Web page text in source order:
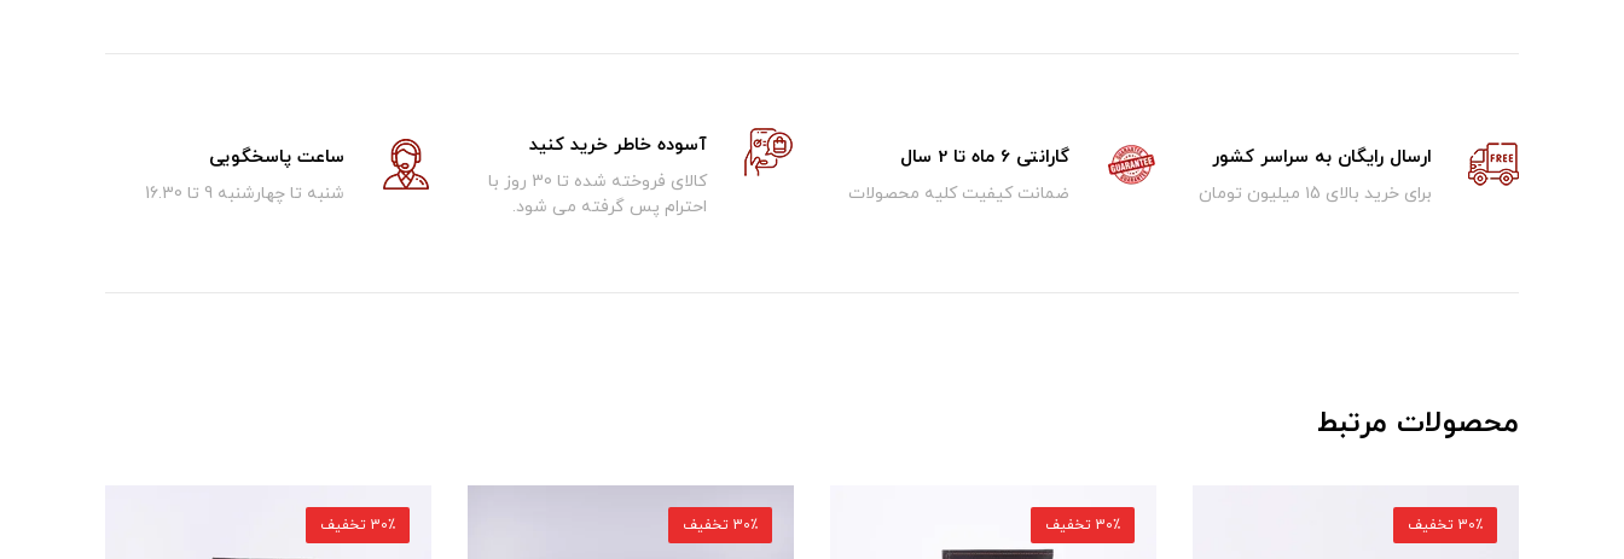
ارسال رایگان به سراسر کشور
برای خرید بالای ۱5 میلیون تومان
گارانتی 6 ماه تا 2 سال
ضمانت کیفیت کلیه محصولات
آسوده خاطر خرید کنید
کالای فروخته شده تا 30 روز با
احترام پس گرفته می شود.
ساعت پاسخگویی
شنبه تا چهارشنبه 9 تا 16.30
محصولات مرتبط
30٪ تخفیف 30٪ تخفیف 30٪ تخفیف 30٪ تخفیف